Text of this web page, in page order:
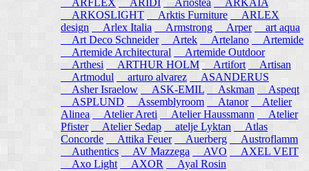
ARFLEX
ARIDI Ariostea
ARKAIA
ARKOSLIGHT
Arktis Furniture
ARLEX
design
Arlex Italia Armstrong Arper
art aqua
Art Deco Schneider
Artek Artelano
Artemide
Artemide Architectural
Artemide Outdoor
Arthesi
ARTHUR HOLM Artifort
Artisan
Artmodul
arturo alvarez
ASANDERUS
Asher Israelow
ASK-EMIL Askman
Aspeqt
ASPLUND
Assemblyroom Atanor
Atelier
Alinea
Atelier Areti Atelier Haussmann
Atelier
Pfister
Atelier Sedap atelje Lyktan
Atlas
Concorde
Attika Feuer Auerberg
Austroflamm
Authentics
AV Mazzega AVO
AXEL VEIT
Axo Light
AXOR Ayal Rosin